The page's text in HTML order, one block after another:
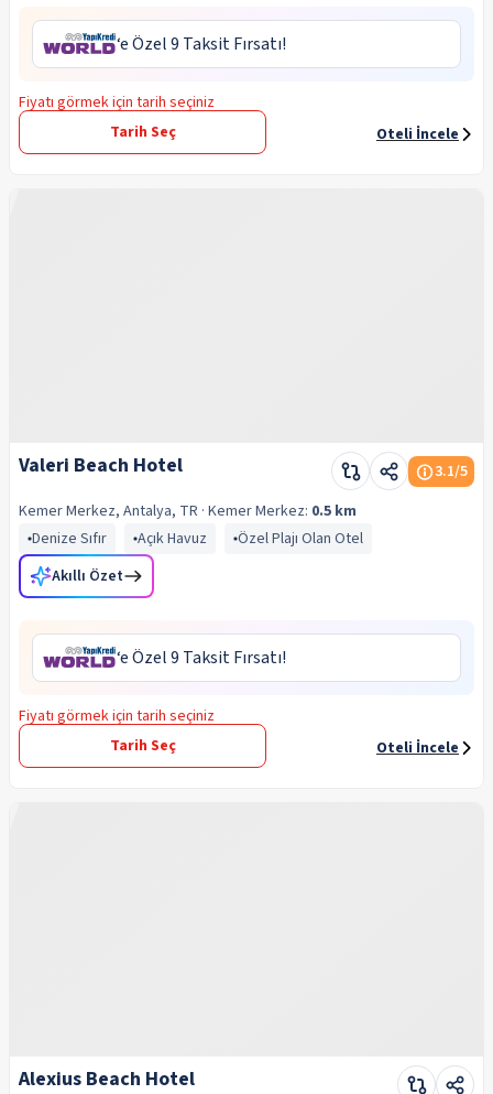
‘e Özel 9 Taksit Fırsatı!
Fiyatı görmek için tarih seçiniz
Tarih Seç
Oteli İncele
Valeri Beach Hotel 3.1/5
Kemer Merkez, Antalya, TR · KemerMerkez: 0.5 km
Denize Sıfır
Açık Havuz
Özel Plajı Olan Otel
Akıllı Özet
‘e Özel 9 Taksit Fırsatı!
Fiyatı görmek için tarih seçiniz
Tarih Seç
Oteli İncele
Alexius Beach Hotel